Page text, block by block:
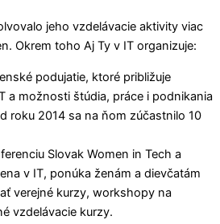
jeho vzdelávacie aktivity viac
Okrem toho Aj Ty v IT organizuje:
podujatie, ktoré približuje
a možnosti štúdia, práce i podnikania
roku 2014 sa na ňom zúčastnilo 10
Slovak Women in Tech a
v IT, ponúka ženám a dievčatám
verejné kurzy, workshopy na
vzdelávacie kurzy.